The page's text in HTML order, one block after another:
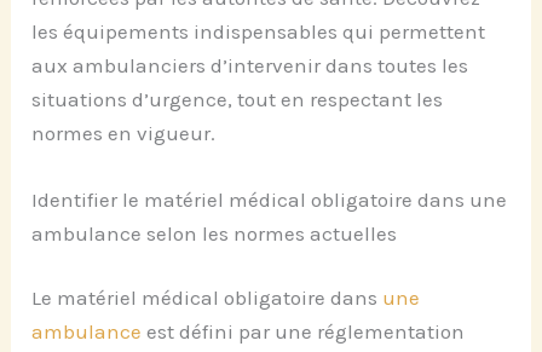
les équipements indispensables qui permettent
aux ambulanciers d’intervenir dans toutes les
situations d’urgence, tout en respectant les
normes en vigueur.
Identifier le matériel médical obligatoire dans une
ambulance selon les normes actuelles
Le matériel médical obligatoire dans une
ambulance est défini par une réglementation